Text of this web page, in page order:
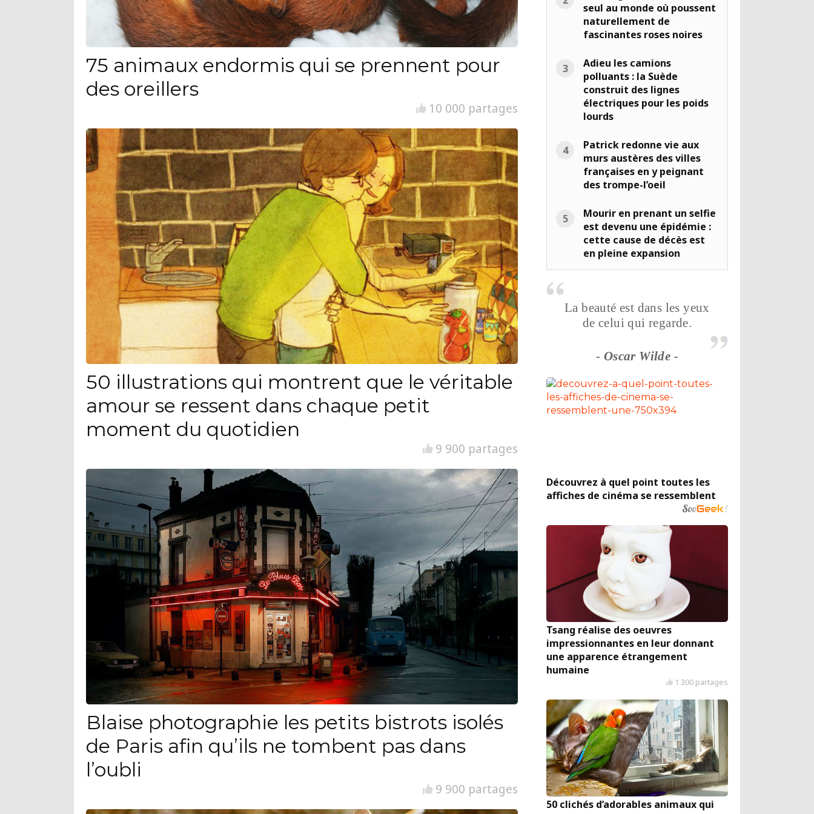
75 animaux endormis qui se prennent pour
des oreillers
10 000 partages
50 illustrations qui montrent que le véritable
amour se ressent dans chaque petit
moment du quotidien
9 900 partages
Blaise photographie les petits bistrots isolés
de Paris afin qu’ils ne tombent pas dans
l’oubli
9 900 partages
seul au monde où poussent
naturellement de
fascinantes roses noires
Adieu les camions
polluants : la Suède
construit des lignes
électriques pour les poids
lourds
Patrick redonne vie aux
murs austères des villes
françaises en y peignant
des trompe-l’oeil
Mourir en prenant un selfie
est devenu une épidémie :
cette cause de décès est
en pleine expansion
La beauté est dans les yeux
de celui qui regarde.
- Oscar Wilde -
Découvrez à quel point toutes les
affiches de cinéma se ressemblent
Tsang réalise des oeuvres
impressionnantes en leur donnant
une apparence étrangement
humaine
1 300 partages
50 clichés d’adorables animaux qui